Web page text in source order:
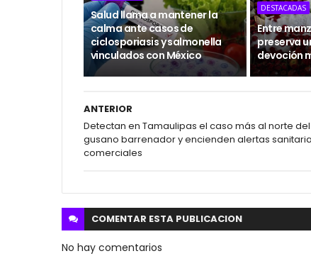
Salud llama a mantener la
calma ante casos de
ciclosporiasis y salmonella
vinculados con México
DESTACADAS
Entre
preserva
devoción
ANTERIOR
Detectan en Tamaulipas el caso más al norte del
gusano barrenador y encienden alertas
comerciales
COMENTAR ESTA PUBLICACION
No hay comentarios